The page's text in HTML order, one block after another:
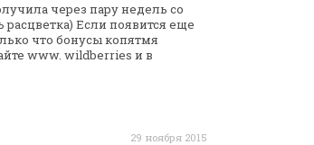
через пару недель со
расцветка) Если появится еще
что бонусыкопятмя
www. wildberries и в
29 ноября 2015